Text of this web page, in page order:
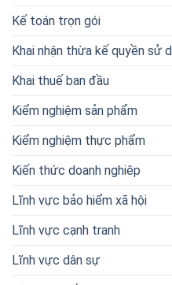
Kế toán trọn gói
Khai nhận thừa kế quyền sử
Khai thuế ban đầu
Kiểm nghiệm sản phẩm
Kiểm nghiệm thực phẩm
Kiến thức doanh nghiêp
Lĩnh vực bảo hiểm xã hội
Lĩnh vực cạnh tranh
Lĩnh vực dân sự